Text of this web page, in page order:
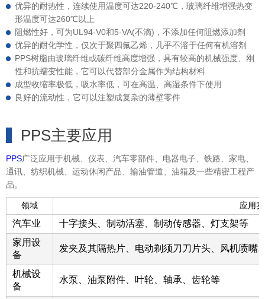
优异的耐热性，连续使用温度可达220-240℃，玻璃纤维增强热变
形温度可达260℃以上
阻燃性好，可为UL94-V0和5-VA(不滴)，不添加任何阻燃添加剂
优异的耐化学性，仅次于聚四氟乙烯，几乎不溶于任何有机溶剂
PPS树脂由玻璃纤维或碳纤维高度增强，具有较高的机械强度、刚
性和抗蠕变性能，它可以代替部分金属作为结构材料
成型收缩率极低，吸水率低，可在高温、高湿条件下使用
良好的流动性，它可以注塑成复杂的薄壁零件
PPS主要应用
PPS广泛应用于机械、仪表、汽车零部件、电器电子、铁路、家电、
通讯、纺织机械、运动休闲产品、输油管道、油箱及一些精密工程产
品。
领域 应用
汽车业
十字接头、制动活塞、制动传感器、灯支架等
家用设
备
发夹及其隔热片、电动剃须刀刀片头、风机喷嘴
机械设
备
水泵、油泵附件、叶轮、轴承、齿轮等